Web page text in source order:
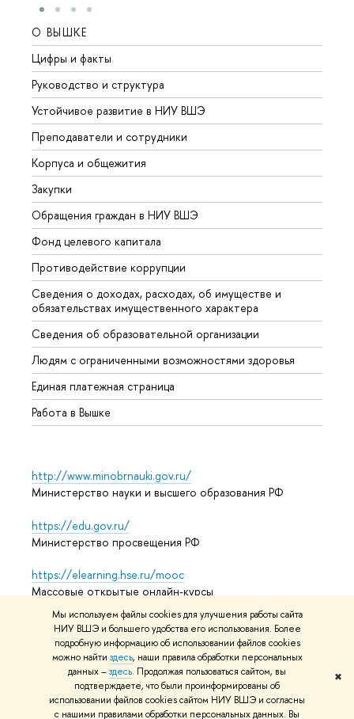
Мы используем файлы cookies для улучшения работы сайта
НИУ ВШЭ и большего удобства его использования. Более
подробную информацию об использовании файлов cookies
можно найти здесь, наши правила обработки персональных
данных –здесь. Продолжая пользоваться сайтом, вы
подтверждаете, что были проинформированы об
использовании файлов cookies сайтом НИУ ВШЭ и согласны
с нашими правилами обработки персональных данных. Вы
✖
О ВЫШКЕ
Цифры и факты
Руководство и структура
Устойчивое развитие в НИУ ВШЭ
Преподаватели и сотрудники
Корпуса и общежития
Закупки
Обращения граждан в НИУ ВШЭ
Фонд целевого капитала
Противодействие коррупции
Сведения о доходах, расходах, об имуществе и
обязательствах имущественного характера
Сведения об образовательной организации
Людям с ограниченными возможностями здоровья
Единая платежная страница
Работа в Вышке
http://www.minobrnauki.gov.ru/
Министерство науки и высшего образования РФ
https://edu.gov.ru/
Министерство просвещения РФ
https://elearning.hse.ru/mooc
Массовые открытые онлайн-курсы
© НИУ ВШЭ 1993–2026 Адреса и контактыУсловия
использования материалов Политика конфиденциальности
Карта сайта
Редактору